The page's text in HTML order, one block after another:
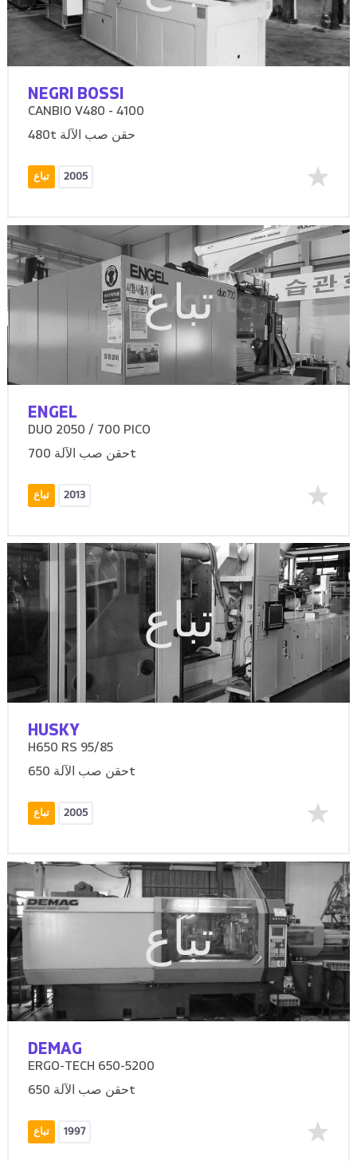
NEGRI BOSSI
CANBIO V480 - 4100
480t حقن صب الآلة
تباع 2005
تباع
ENGEL
DUO 2050 / 700 PICO
حقن صب الآلة 700t
تباع 2013
تباع
HUSKY
H650 RS 95/85
حقن صب الآلة 650t
تباع 2005
تباع
DEMAG
ERGO-TECH 650-5200
حقن صب الآلة 650t
تباع 1997